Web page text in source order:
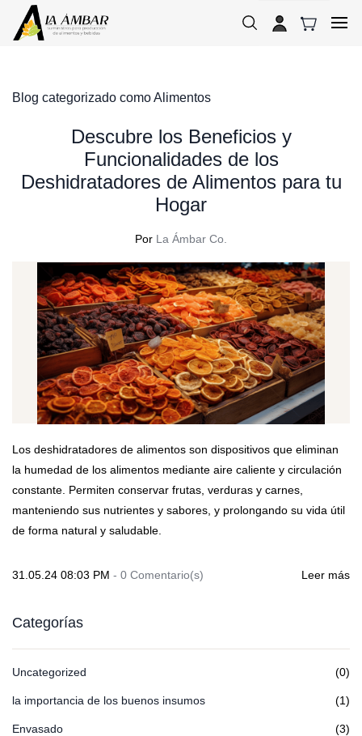
Skip to
main
content
Blog categorizado como Alimentos
Descubre los Beneficios y
Funcionalidades de los
Deshidratadores de Alimentos para tu
Hogar
Por La Ámbar Co.
Los deshidratadores de alimentos son dispositivos que eliminan
la humedad de los alimentos mediante aire caliente y circulación
constante. Permiten conservar frutas, verduras y carnes,
manteniendo sus nutrientes y sabores, y prolongando su vida útil
de forma natural y saludable.
31.05.24 08:03 PM - 0 Comentario(s) Leer más
Categorías
Uncategorized (0)
la importancia de los buenos insumos (1)
Envasado (3)